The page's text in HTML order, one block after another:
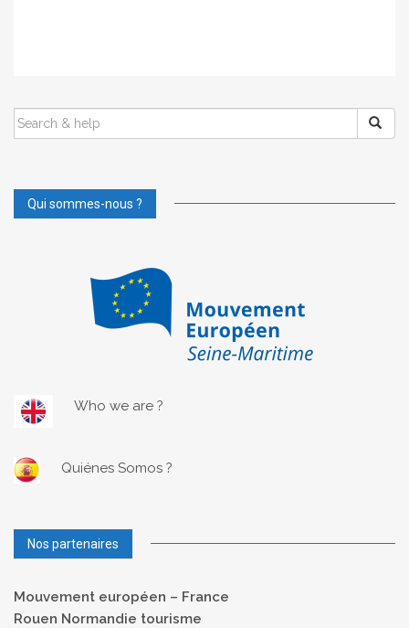
SEARCH
FOR:
Qui sommes-nous ?
Who we are ?
Quiénes Somos ?
Nos partenaires
Mouvement européen – France
Rouen Normandie tourisme